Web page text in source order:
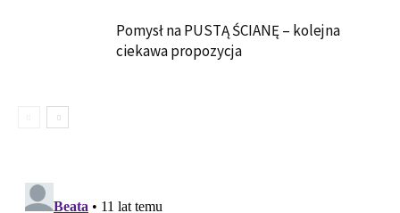
Pomysł na PUSTĄ ŚCIANĘ – kolejna
ciekawa propozycja